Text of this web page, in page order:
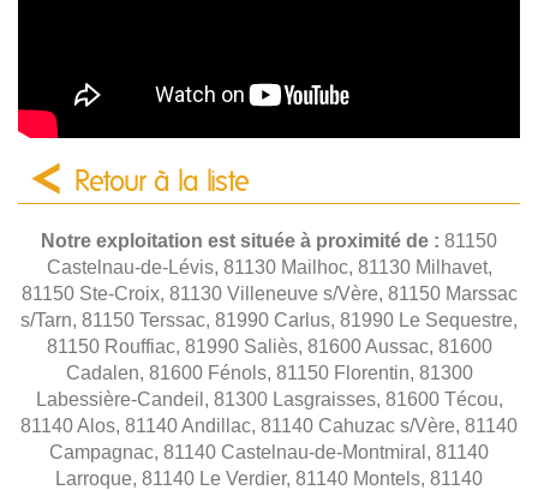
Retour à la liste
Notre exploitation est située à proximité de : 81150
Castelnau-de-Lévis, 81130 Mailhoc, 81130 Milhavet,
81150 Ste-Croix, 81130 Villeneuve s/Vère, 81150 Marssac
s/Tarn, 81150 Terssac, 81990 Carlus, 81990 Le Sequestre,
81150 Rouffiac, 81990 Saliès, 81600 Aussac, 81600
Cadalen, 81600 Fénols, 81150 Florentin, 81300
Labessière-Candeil, 81300 Lasgraisses, 81600 Técou,
81140 Alos, 81140 Andillac, 81140 Cahuzac s/Vère, 81140
Campagnac, 81140 Castelnau-de-Montmiral, 81140
Larroque, 81140 Le Verdier, 81140 Montels, 81140